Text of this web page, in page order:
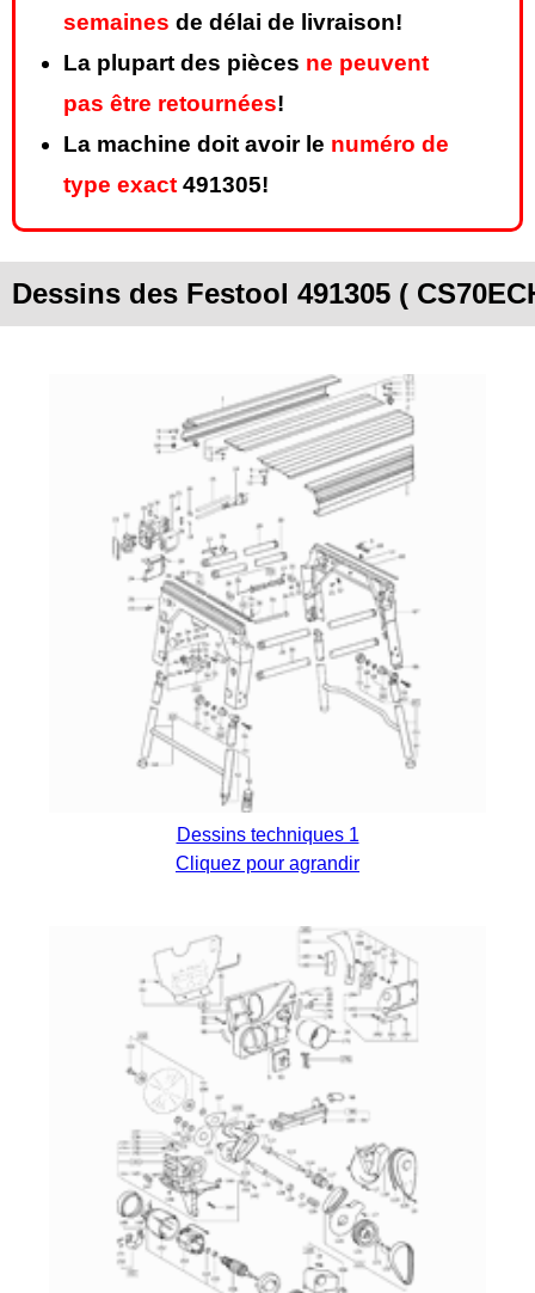
semaines de délai de livraison!
La plupart des pièces ne peuvent
pas être retournées!
La machine doit avoir le numéro de
type exact 491305!
Dessins des Festool 491305 (
Dessins techniques 1
Cliquez pour agrandir